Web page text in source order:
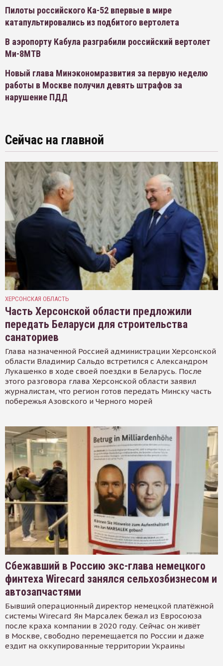
Пилоты российского Ка-52 впервые в мире
катапультировались из подбитого вертолета
В аэропорту Кабула разграбили российский вертолет
Ми-8МТВ
Новый глава Минэкономразвития за первую неделю
работы в Москве получил девять штрафов за
нарушение ПДД
Сейчас на главной
ХЕРСОНСКАЯ ОБЛАСТЬ
Часть Херсонской области предложили
передать Беларуси для строительства
санаториев
Глава назначенной Россией администрации Херсонской
области Владимир Сальдо встретился с Александром
Лукашенко в ходе своей поездки в Беларусь. После
этого разговора глава Херсонской области заявил
журналистам, что регион готов передать Минску часть
побережья Азовского и Черного морей
Сбежавший в Россию экс-глава немецкого
финтеха Wirecard занялся сельхозбизнесом и
автозапчастями
Бывший операционный директор немецкой платёжной
системы Wirecard Ян Марсалек бежал из Евросоюза
после краха компании в 2020 году. Сейчас он живёт
в Москве, свободно перемещается по России и даже
ездит на оккупированные территории Украины